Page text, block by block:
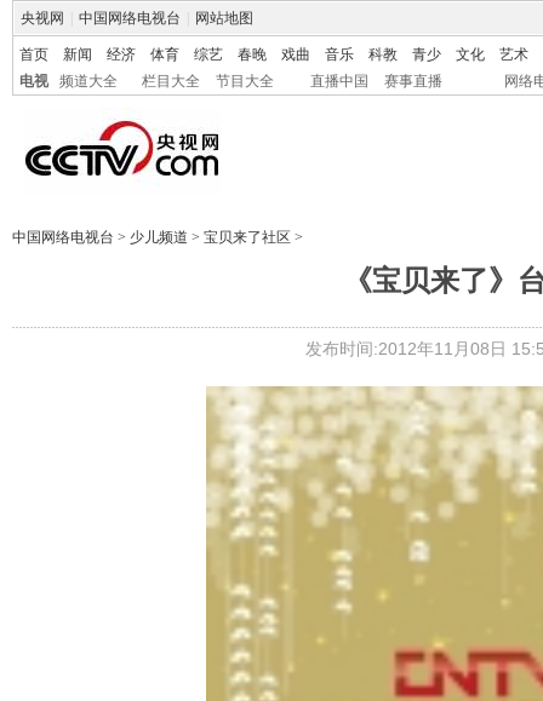
央视网 中国网络电视台 网站地图
首页 新闻 经济 体育 综艺 春晚 戏曲 音乐 科教 青少 文化
艺术
电视
频道大全 栏目大全 节目大全 直播中国 赛事直播 网络
中国网络电视台 > 少儿频道 > 宝贝来了社区 >
《宝贝来了》
发布时间:2012年11月08日